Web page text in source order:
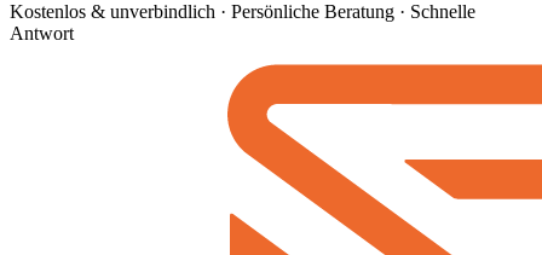
Kostenlos & unverbindlich · Persönliche Beratung · Schnelle
Antwort